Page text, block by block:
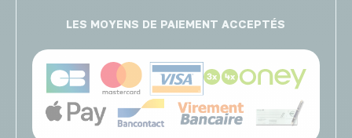
LES MOYENS DE PAIEMENT ACCEPTÉS